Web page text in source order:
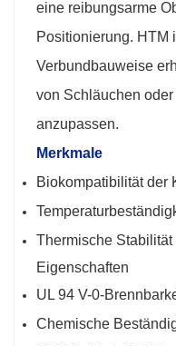
eine reibungsarme
Positionierung. HTM
Verbundbauweise
von Schläuchen
anzupassen.
Merkmale
Biokompatibilität der
Thermische Stabilität
Eigenschaften
UL 94 V-0-
Chemische